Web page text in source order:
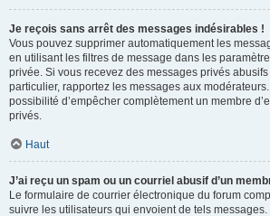
Je reçois sans arrêt des messages indésirables !
Vous pouvez supprimer automatiquement les
en utilisant les filtres de message dans les
privée. Si vous recevez des messages privés abusifs
particulier, rapportez les messages aux
possibilité d’empêcher complètement un membre
privés.
Haut
J’ai reçu un spam ou un courriel abusif d’un
Le formulaire de courrier électronique du forum
suivre les utilisateurs qui envoient de tels messages.